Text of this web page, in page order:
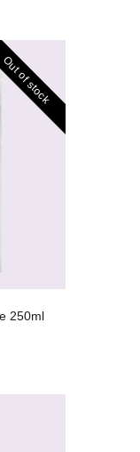
Out of stock
250ml